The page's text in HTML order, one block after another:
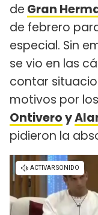
de Gran
de febrero
especial. Sin
se vio en las
contar
motivos por
Ontiveroy
pidieron la